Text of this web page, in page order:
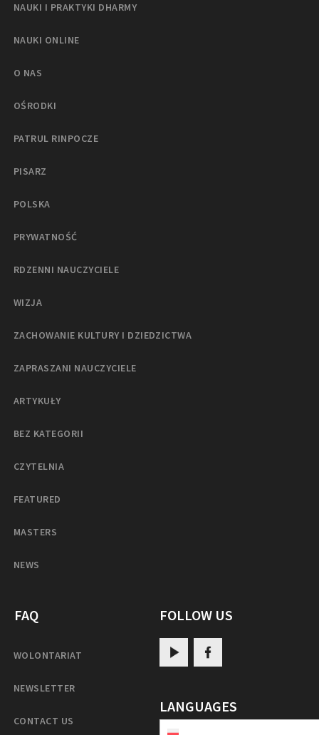
NAUKI I PRAKTYKI DHARMY
NAUKI ONLINE
O NAS
OŚRODKI
PATRUL RINPOCZE
PISARZ
POLSKA
PRYWATNOŚĆ
RDZENNI NAUCZYCIELE
WIZJA
ZACHOWANIE KULTURY I DZIEDZICTWA
ZAPRASZANI NAUCZYCIELE
ARTYKUŁY
BEZ KATEGORII
CZYTELNIA
FEATURED
MASTERS
NEWS
FAQ
WOLONTARIAT
NEWSLETTER
CONTACT US
FOLLOW US
LANGUAGES